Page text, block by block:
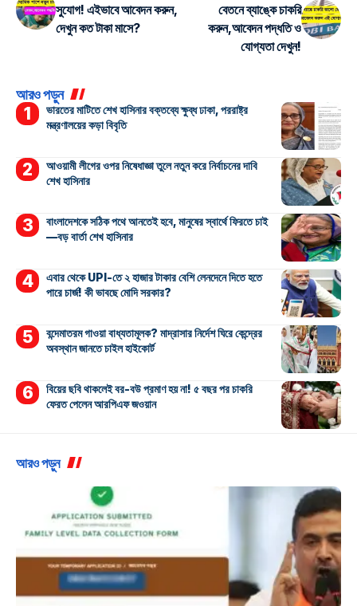
সুযোগ! এইভাবে আবেদন করুন,
দেখুন কত টাকা মাসে?
বেতনে ব্যাঙ্কে চাকরি
করুন,আবেদন পদ্ধতি ও
যোগ্যতা দেখুন!
আরও পড়ুন
ভারতের মাটিতে শেখ হাসিনার বক্তব্যে ক্ষুব্ধ ঢাকা, পররাষ্ট্র
মন্ত্রণালয়ের কড়া বিবৃতি
আওয়ামী লীগের ওপর নিষেধাজ্ঞা তুলে নতুন করে নির্বাচনের দাবি
শেখ হাসিনার
বাংলাদেশকে সঠিক পথে আনতেই হবে, মানুষের স্বার্থে ফিরতে চাই
—বড় বার্তা শেখ হাসিনার
এবার থেকে UPI-তে ২ হাজার টাকার বেশি লেনদেনে দিতে হতে
পারে চার্জ! কী ভাবছে মোদি সরকার?
বন্দেমাতরম গাওয়া বাধ্যতামূলক? মাদ্রাসার নির্দেশ ঘিরে কেন্দ্রের
অবস্থান জানতে চাইল হাইকোর্ট
বিয়ের ছবি থাকলেই বর-বউ প্রমাণ হয় না! ৫ বছর পর চাকরি
ফেরত পেলেন আরপিএফ জওয়ান
আরও পড়ুন